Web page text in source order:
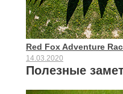
Red Fox Adventure
14.03.2020
Полезные